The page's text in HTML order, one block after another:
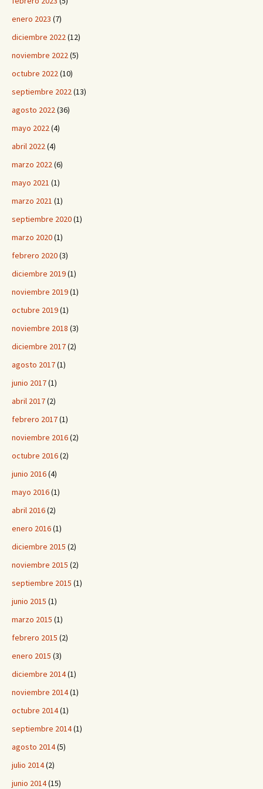
enero 2023 (7)
diciembre 2022(12)
noviembre 2022(5)
octubre 2022(10)
septiembre 2022(13)
agosto 2022(36)
mayo 2022(4)
abril 2022(4)
marzo 2022(6)
mayo 2021 (1)
marzo 2021 (1)
septiembre 2020(1)
marzo 2020(1)
febrero 2020(3)
diciembre 2019(1)
noviembre 2019(1)
octubre 2019(1)
noviembre 2018 (3)
diciembre 2017(2)
agosto 2017(1)
junio 2017(1)
abril 2017(2)
febrero 2017(1)
noviembre 2016(2)
octubre 2016(2)
junio 2016(4)
mayo 2016(1)
abril 2016(2)
enero 2016(1)
diciembre 2015 (2)
noviembre 2015 (2)
septiembre 2015 (1)
junio 2015 (1)
marzo 2015 (1)
febrero 2015 (2)
enero 2015 (3)
diciembre 2014(1)
noviembre 2014(1)
octubre 2014(1)
septiembre 2014(1)
agosto 2014(5)
julio 2014(2)
junio 2014(15)